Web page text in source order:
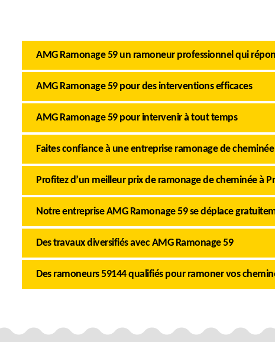
AMG Ramonage 59 un ramoneur professionnel qui
AMG Ramonage 59 pour des interventions efficaces
AMG Ramonage 59 pour intervenir à tout temps
Faites confiance à une entreprise ramonage de
Profitez d’un meilleur prix de ramonage de cheminée à
Notre entreprise AMG Ramonage 59 se déplace
Des travaux diversifiés avec AMG Ramonage 59
Des ramoneurs 59144 qualifiés pour ramoner vos